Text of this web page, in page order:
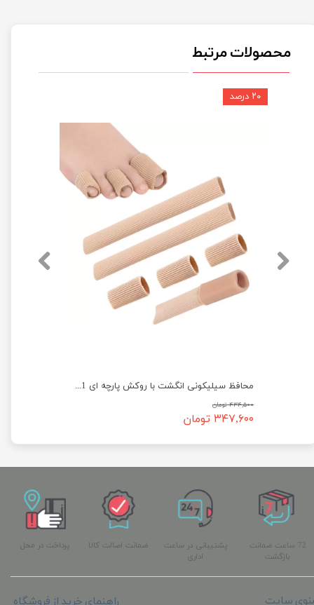
محصولات مرتبط
محافظ سیلیکونی انگشت با روکش پارچه ای 1151 UWALK
۴۳۴,۵۰۰ تومان
۳۴۷,۶۰۰ تومان
۲۰ درصد
پشتیبانی در ساعت
اداری
پرداخت در محل
72 ساعت ضمانت
بازگشت
ضمانت اصالت کالا
راهنمای خرید از فروشگاه سایت